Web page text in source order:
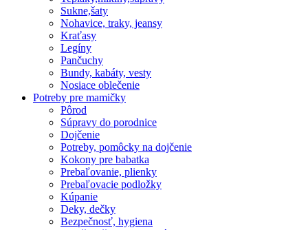
Sukne,šaty
Nohavice, traky, jeansy
Kraťasy
Legíny
Pančuchy
Bundy, kabáty, vesty
Nosiace oblečenie
Potreby pre mamičky
Pôrod
Súpravy do porodnice
Dojčenie
Potreby, pomôcky na dojčenie
Kokony pre babatka
Prebaľovanie, plienky
Prebaľovacie podložky
Kúpanie
Deky, dečky
Bezpečnosť, hygiena